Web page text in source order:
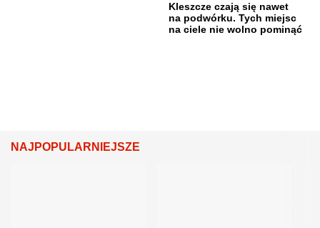
Kleszcze czają się nawet
na podwórku. Tych miejsc
na ciele nie wolno pominąć
NAJPOPULARNIEJSZE